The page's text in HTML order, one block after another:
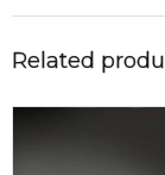
Related